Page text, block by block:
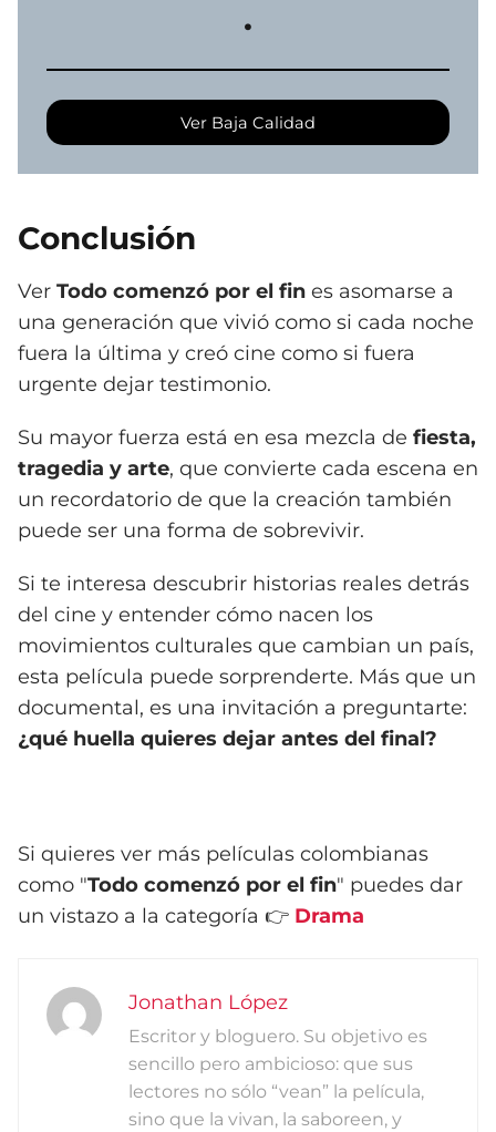
.
Ver Baja Calidad
Conclusión
Ver Todo comenzó por el fin es asomarse a
una generación que vivió como si cada noche
fuera la última y creó cine como si fuera
urgente dejar testimonio.
Su mayor fuerza está en esa mezcla de fiesta,
tragedia y arte, que convierte cada escena en
un recordatorio de que la creación también
puede ser una forma de sobrevivir.
Si te interesa descubrir historias reales detrás
del cine y entender cómo nacen los
movimientos culturales que cambian un país,
esta película puede sorprenderte. Más que un
documental, es una invitación a preguntarte:
¿qué huella quieres dejar antes del final?
Si quieres ver más películas colombianas
como "Todo comenzó por el fin" puedes dar
un vistazo a la categoría 👉 Drama
Jonathan López
Escritor y bloguero. Su objetivo es
sencillo pero ambicioso: que sus
lectores no sólo “vean” la película,
sino que la vivan, la saboreen, y